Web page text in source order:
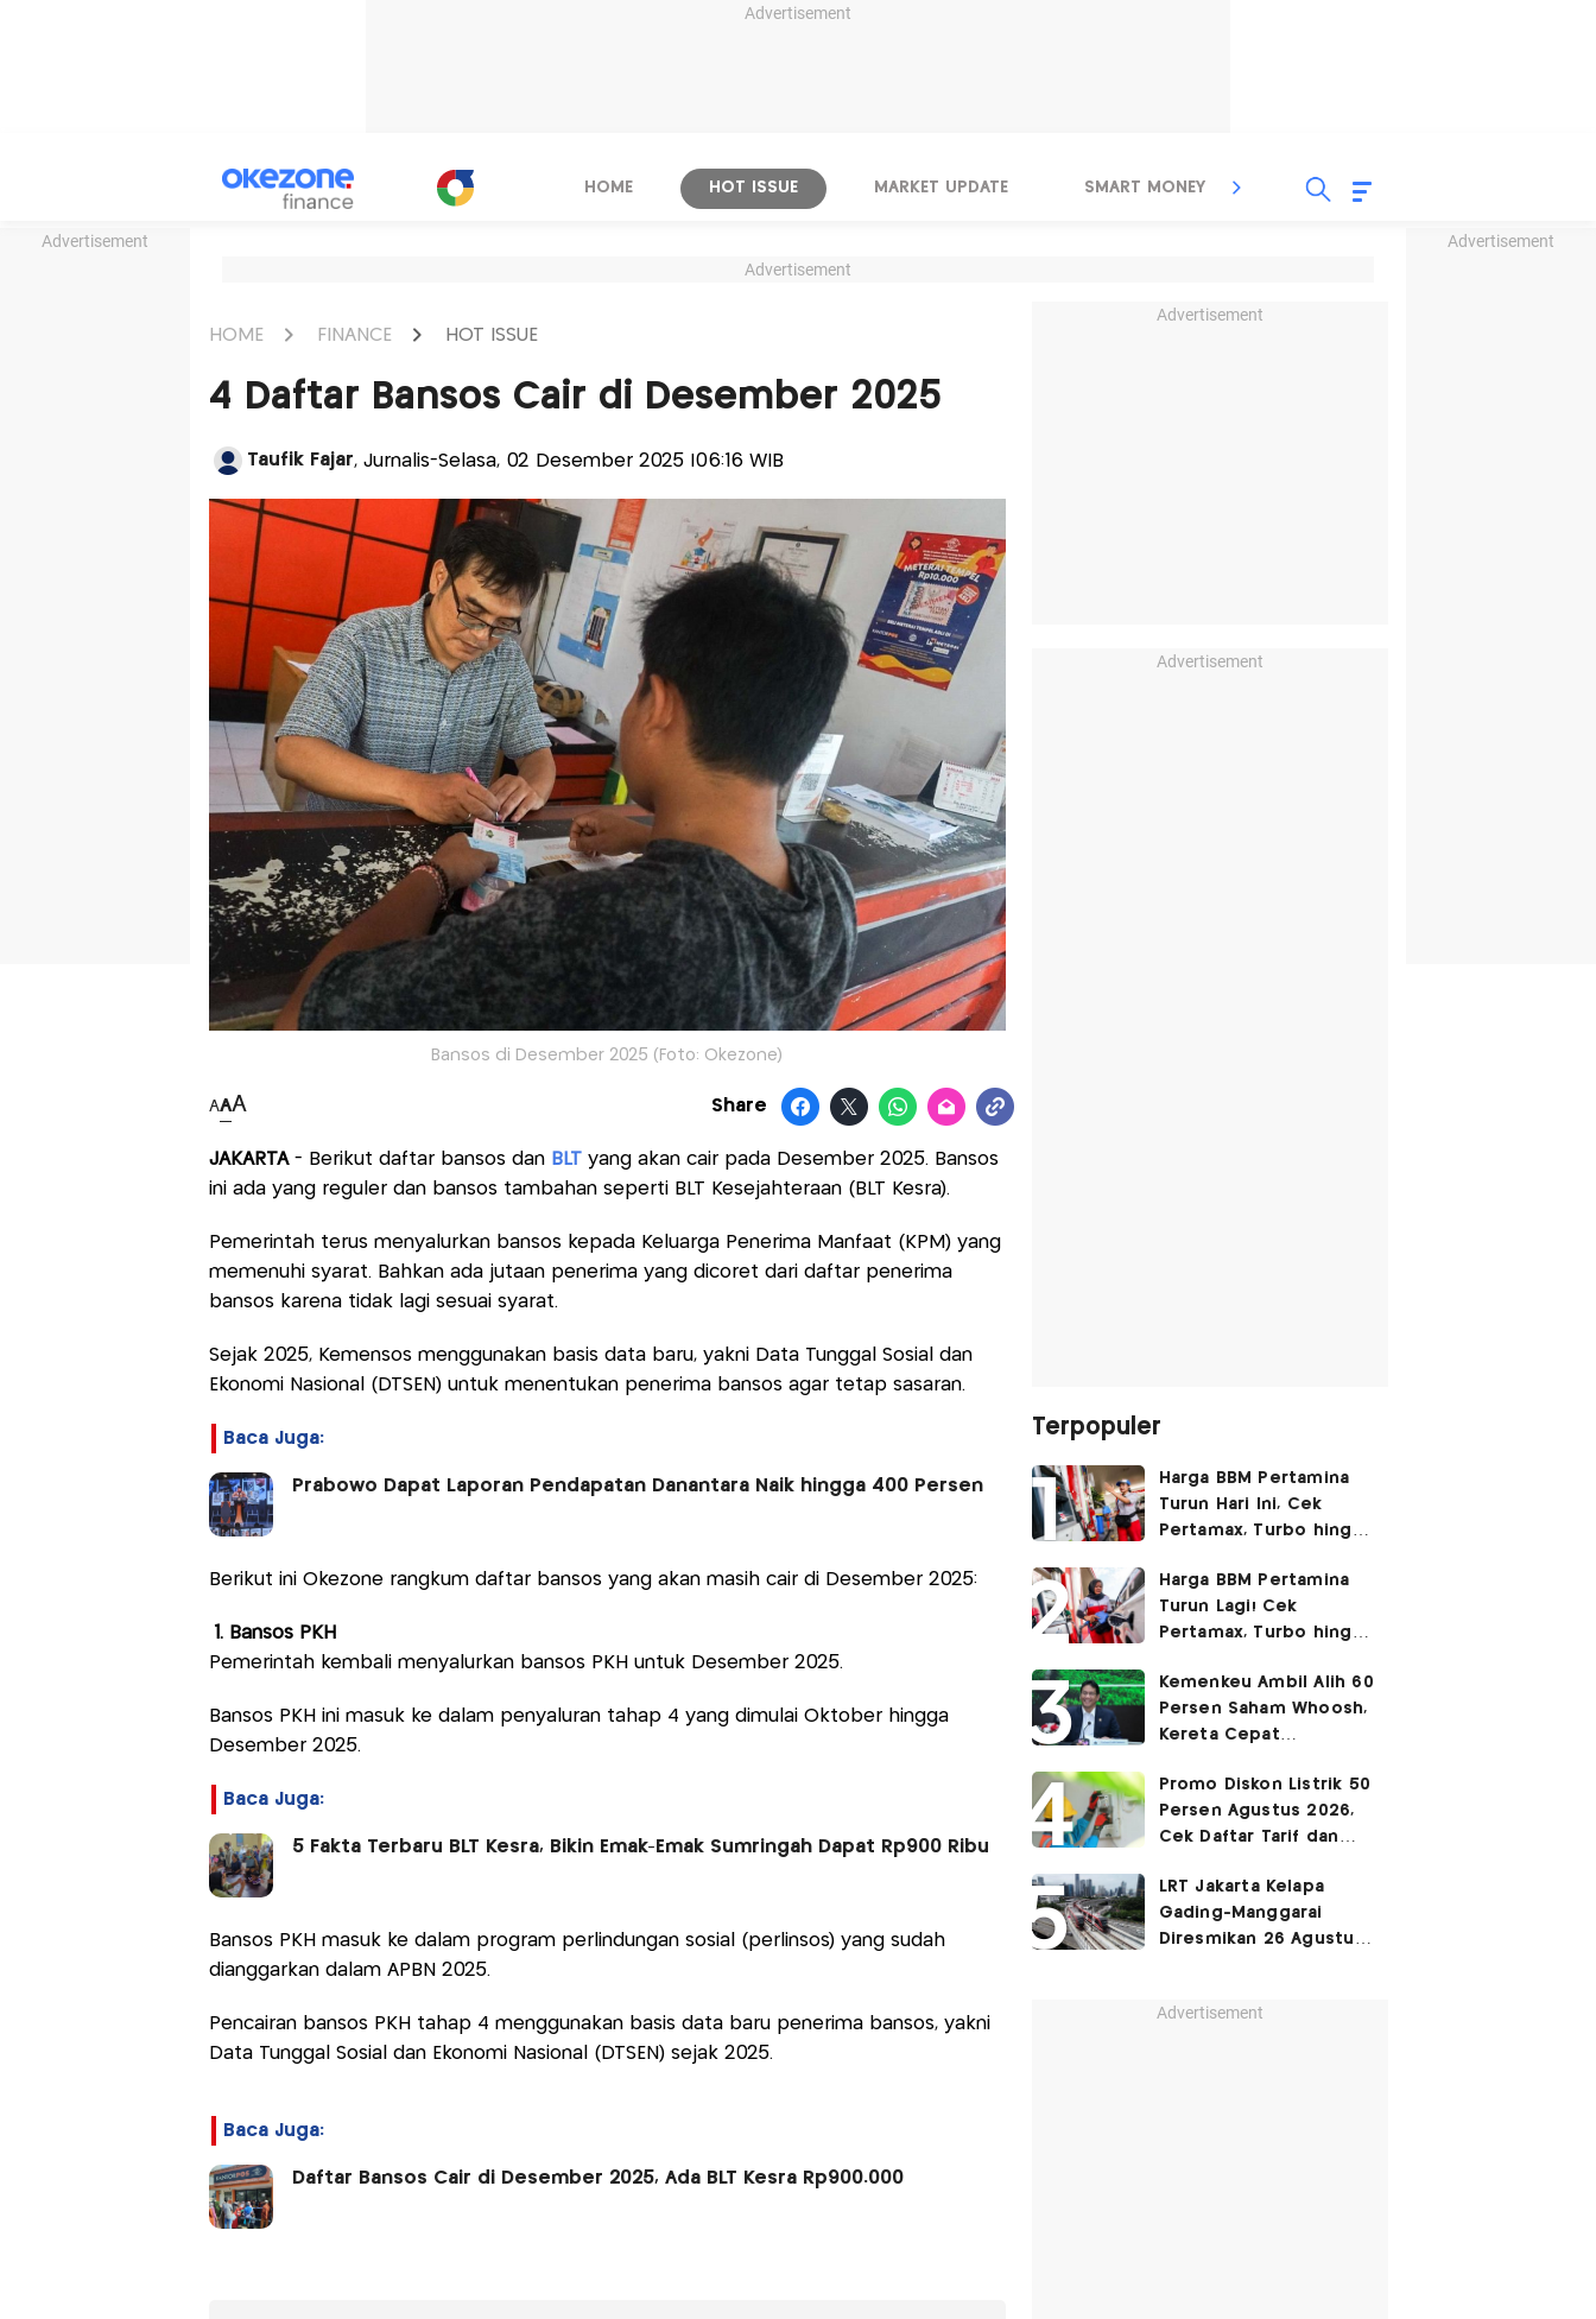
Advertisement
Advertisement Advertisement
HOME HOT ISSUE MARKET UPDATE SMART MONEY INSPIRASI BISNIS
Advertisement
HOME FINANCE HOT ISSUE
4 Daftar Bansos Cair di Desember 2025
Taufik Fajar, Jurnalis-Selasa, 02 Desember 2025 |06:16 WIB
Bansos di Desember 2025 (Foto: Okezone)
AAA Share
JAKARTA- Berikut daftar bansos dan BLTyang akan cair pada Desember 2025. Bansos
ini ada yang reguler dan bansos tambahan seperti BLT Kesejahteraan (BLT Kesra).
Pemerintah terus menyalurkan bansos kepada Keluarga Penerima Manfaat (KPM) yang
memenuhi syarat. Bahkan ada jutaan penerima yang dicoret dari daftar penerima
bansos karena tidak lagi sesuai syarat.
Sejak 2025, Kemensos menggunakan basis data baru, yakni Data Tunggal Sosial dan
Ekonomi Nasional (DTSEN) untuk menentukan penerima bansos agar tetap sasaran.
Baca Juga:
Prabowo Dapat Laporan Pendapatan Danantara Naik hingga 400 Persen
Berikut ini Okezone rangkum daftar bansos yang akan masih cair di Desember 2025:
1. Bansos PKH
Pemerintah kembali menyalurkan bansos PKH untuk Desember 2025.
Bansos PKH ini masuk ke dalam penyaluran tahap 4 yang dimulai Oktober hingga
Desember 2025.
Baca Juga:
5 Fakta Terbaru BLT Kesra, Bikin Emak-Emak Sumringah Dapat Rp900 Ribu
Bansos PKH masuk ke dalam program perlindungan sosial (perlinsos) yang sudah
dianggarkan dalam APBN 2025.
Pencairan bansos PKH tahap 4 menggunakan basis data baru penerima bansos, yakni
Data Tunggal Sosial dan Ekonomi Nasional (DTSEN) sejak 2025.
Baca Juga:
Daftar Bansos Cair di Desember 2025, Ada BLT Kesra Rp900.000
Advertisement
Advertisement
Terpopuler
Harga BBM Pertamina
Turun Hari Ini, Cek
Pertamax, Turbo hingga
2026
Harga BBM Pertamina
Turun Lagi! Cek
Pertamax, Turbo hingga
Agustus 2026
Kemenkeu Ambil Alih 60
Persen Saham Whoosh,
Kereta Cepat
Surabaya
Promo Diskon Listrik 50
Persen Agustus 2026,
Cek Daftar Tarif dan
LRT Jakarta Kelapa
Gading-Manggarai
Diresmikan 26 Agustus
Advertisement